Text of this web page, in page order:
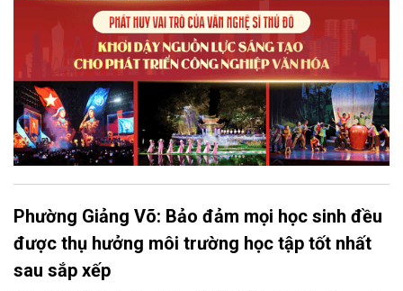
trong kỷ nguyên mới.
Phường Giảng Võ: Bảo đảm mọi học sinh đều
được thụ hưởng môi trường học tập tốt nhất
sau sắp xếp